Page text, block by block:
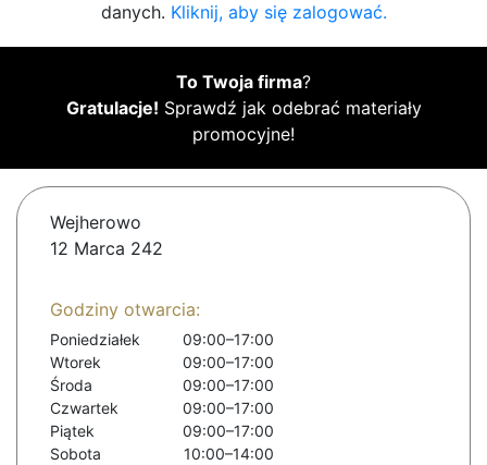
danych. Kliknij, aby się zalogować.
To Twoja firma?
Gratulacje! Sprawdź jak odebrać materiały
promocyjne!
Wejherowo
12 Marca 242
Godziny otwarcia:
Poniedziałek
09:00–17:00
Wtorek
09:00–17:00
Środa
09:00–17:00
Czwartek
09:00–17:00
Piątek
09:00–17:00
Sobota
10:00–14:00